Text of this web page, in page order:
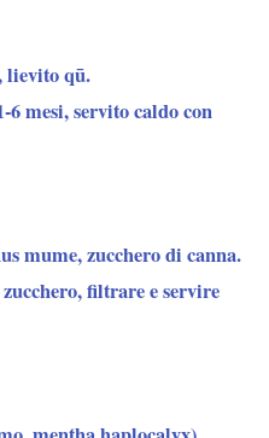
lievito qū.
6 mesi, servito caldo con
mume, zucchero di canna.
filtrare e servire